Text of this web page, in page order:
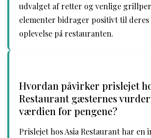
udvalget af retter og venlige
elementer bidrager positivt til deres
oplevelse på restauranten.
Hvordan påvirker prislejet
Restaurant gæsternes
værdien for pengene?
Prislejet hos Asia Restaurant har en